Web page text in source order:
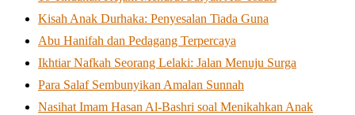
Kisah Anak Durhaka: Penyesalan Tiada Guna
Abu Hanifah dan Pedagang Terpercaya
Ikhtiar Nafkah Seorang Lelaki: Jalan Menuju Surga
Para Salaf Sembunyikan Amalan Sunnah
Nasihat Imam Hasan Al-Bashri soal Menikahkan Anak